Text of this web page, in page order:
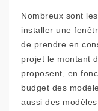
Nombreux sont
installer une
de prendre en
projet le montant
proposent, en
budget des
aussi des